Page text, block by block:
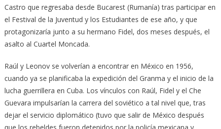
Castro que regresaba desde Bucarest (Rumanía) tras participar en
el Festival de la Juventud y los Estudiantes de ese año, y que
protagonizaría junto a su hermano Fidel, dos meses después, el
asalto al Cuartel Moncada.
Raúl y Leonov se volverían a encontrar en México en 1956,
cuando ya se planificaba la expedición del Granma y el inicio de la
lucha guerrillera en Cuba. Los vínculos con Raúl, Fidel y el Che
Guevara impulsarían la carrera del soviético a tal nivel que, tras
dejar el servicio diplomático (tuvo que salir de México después